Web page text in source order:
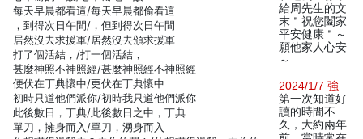
每天早晨都看這/每天早晨都偷看這
，到得次日午間/，但到得次日午間
居然沒去求援軍/居然沒去頒求援軍
打了個活結，/打一個活結，
甚麼神照不神照經/甚麼神照經不神照經
便伏在丁典懷中/更伏在丁典懷中
初時只道他們派你/初時我只道他們派你
此後數日，丁典/此後數日之中，丁典
單刀，擁身而入/單刀，湧身而入
給周先生的文
末＂祝您闔家
平安健康＂～
願他家人心安
～
2024/1/7 強
第一次知道好
讀的時間不
久，大約兩年